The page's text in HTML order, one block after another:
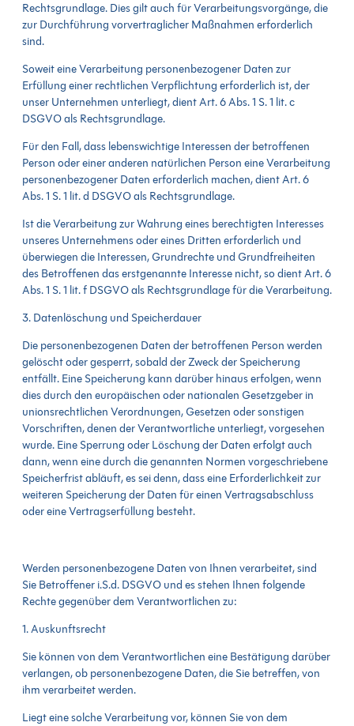
Rechtsgrundlage. Dies gilt auch für Verarbeitungsvorgänge, die
zur Durchführung vorvertraglicher Maßnahmen erforderlich
sind.
Soweit eine Verarbeitung personenbezogener Daten zur
Erfüllung einer rechtlichen Verpflichtung erforderlich ist, der
unser Unternehmen unterliegt, dient Art. 6 Abs. 1 S. 1 lit. c
DSGVO als Rechtsgrundlage.
Für den Fall, dass lebenswichtige Interessen der betroffenen
Person oder einer anderen natürlichen Person eine Verarbeitung
personenbezogener Daten erforderlich machen, dient Art. 6
Abs. 1 S. 1 lit. d DSGVO als Rechtsgrundlage.
Ist die Verarbeitung zur Wahrung eines berechtigten Interesses
unseres Unternehmens oder eines Dritten erforderlich und
überwiegen die Interessen, Grundrechte und Grundfreiheiten
des Betroffenen das erstgenannte Interesse nicht, so dient Art. 6
Abs. 1 S. 1 lit. f DSGVO als Rechtsgrundlage für die Verarbeitung.
3. Datenlöschung und Speicherdauer
Die personenbezogenen Daten der betroffenen Person werden
gelöscht oder gesperrt, sobald der Zweck der Speicherung
entfällt. Eine Speicherung kann darüber hinaus erfolgen, wenn
dies durch den europäischen oder nationalen Gesetzgeber in
unionsrechtlichen Verordnungen, Gesetzen oder sonstigen
Vorschriften, denen der Verantwortliche unterliegt, vorgesehen
wurde. Eine Sperrung oder Löschung der Daten erfolgt auch
dann, wenn eine durch die genannten Normen vorgeschriebene
Speicherfrist abläuft, es sei denn, dass eine Erforderlichkeit zur
weiteren Speicherung der Daten für einen Vertragsabschluss
oder eine Vertragserfüllung besteht.
Werden personenbezogene Daten von Ihnen verarbeitet, sind
Sie Betroffener i.S.d. DSGVO und es stehen Ihnen folgende
Rechte gegenüber dem Verantwortlichen zu:
1. Auskunftsrecht
Sie können von dem Verantwortlichen eine Bestätigung darüber
verlangen, ob personenbezogene Daten, die Sie betreffen, von
ihm verarbeitet werden.
Liegt eine solche Verarbeitung vor, können Sie von dem